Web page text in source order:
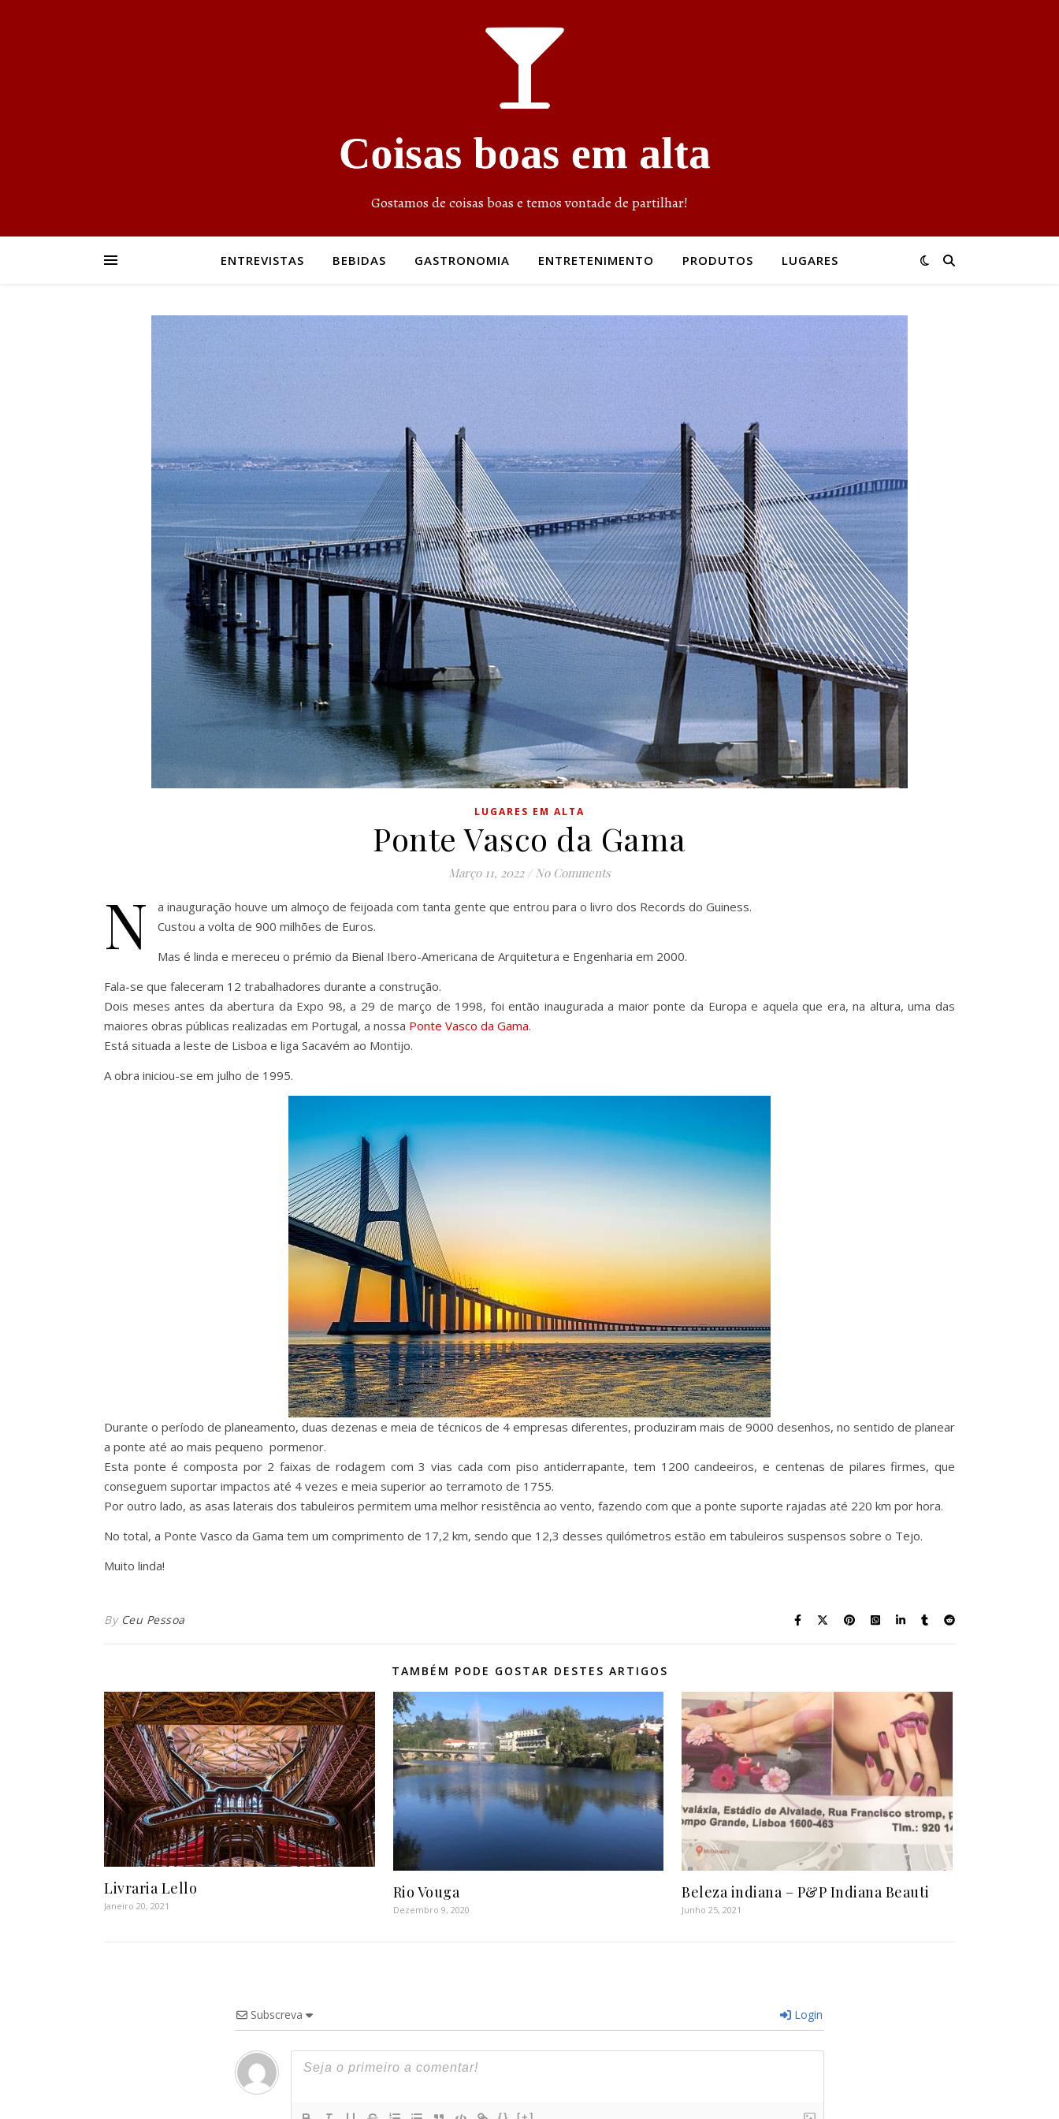
Gostamos de coisas boas e temos vontade de partilhar!
ENTREVISTAS BEBIDAS GASTRONOMIA ENTRETENIMENTO PRODUTOS LUGARES
LUGARES EM ALTA
Ponte Vasco da Gama
Março 11, 2022 / No Comments
N
a inauguração houve um almoço de feijoada com tanta gente que entrou para o livro dos Records do Guiness.
Custou a volta de 900 milhões de Euros.
Mas é linda e mereceu o prémio da Bienal Ibero-Americana de Arquitetura e Engenharia em 2000.
Fala-se que faleceram 12 trabalhadores durante a construção.
Dois meses antes da abertura da Expo 98, a 29 de março de 1998, foi então inaugurada a maior ponte da Europa e aquela que era, na altura, uma das
maiores obras públicas realizadas em Portugal, a nossa Ponte Vasco da Gama.
Está situada a leste de Lisboa e liga Sacavém ao Montijo.
A obra iniciou-se em julho de 1995.
Durante o período de planeamento, duas dezenas e meia de técnicos de 4 empresas diferentes, produziram mais de 9000 desenhos, no sentido de planear
a ponte até ao mais pequeno pormenor.
Esta ponte é composta por 2 faixas de rodagem com 3 vias cada com piso antiderrapante, tem 1200 candeeiros, e centenas de pilares firmes, que
conseguem suportar impactos até 4 vezes e meia superior ao terramoto de 1755.
Por outro lado, as asas laterais dos tabuleiros permitem uma melhor resistência ao vento, fazendo com que a ponte suporte rajadas até 220 km por hora.
No total, a Ponte Vasco da Gama tem um comprimento de 17,2 km, sendo que 12,3 desses quilómetros estão em tabuleiros suspensos sobre o Tejo.
Muito linda!
By Ceu Pessoa
TAMBÉM PODE GOSTAR DESTES ARTIGOS
Livraria Lello
Janeiro 20, 2021
Rio Vouga
Dezembro 9, 2020
Beleza indiana – P&P Indiana Beauti
Junho 25, 2021
Subscreva Login